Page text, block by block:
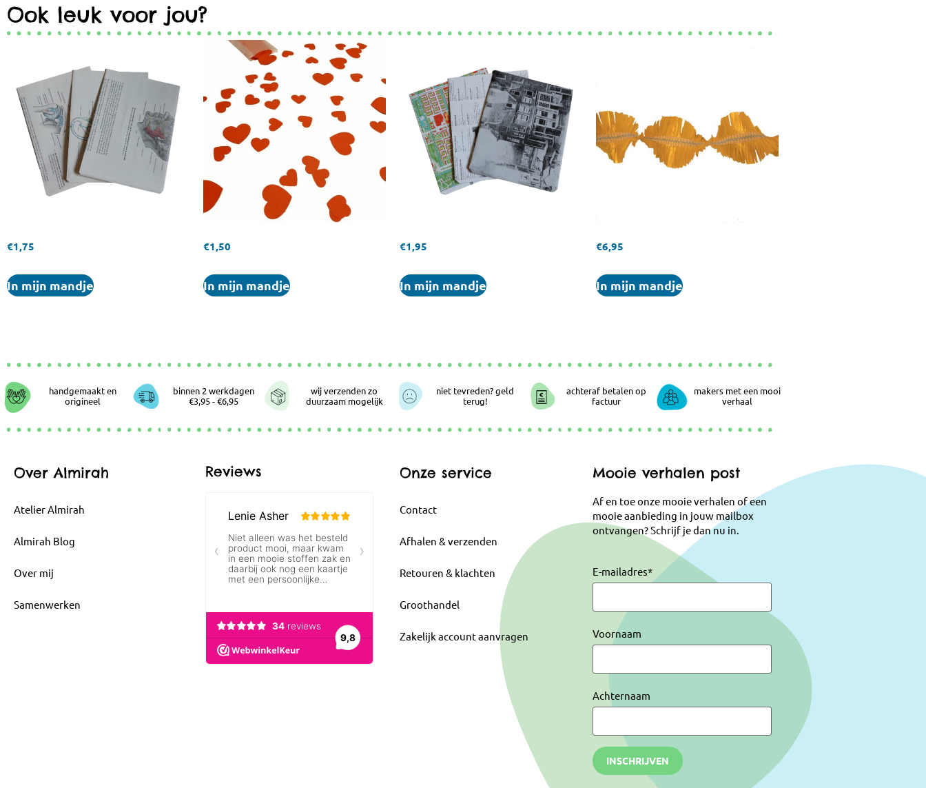
Ook leuk voor jou?
€1,75
In mijn mandje
€1,50
In mijn mandje
€1,95
In mijn mandje
€6,95
In mijn mandje
handgemaakt en
origineel
binnen 2 werkdagen
€3,95 - €6,95
wij verzenden zo
duurzaam mogelijk
niet tevreden? geld
terug!
achteraf betalen op
factuur
makers met een mooi
verhaal
Over Almirah
Atelier Almirah
Almirah Blog
Over mij
Samenwerken
Reviews Onze service
Contact
Afhalen & verzenden
Retouren & klachten
Groothandel
Zakelijk account aanvragen
Mooie verhalen post
Af en toe onze mooie verhalen of een
mooie aanbieding in jouw mailbox
ontvangen? Schrijf je dan nu in.
E-mailadres*
Voornaam
Achternaam
INSCHRIJVEN